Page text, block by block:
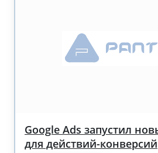
Google Ads запустил
для действий-конверсий